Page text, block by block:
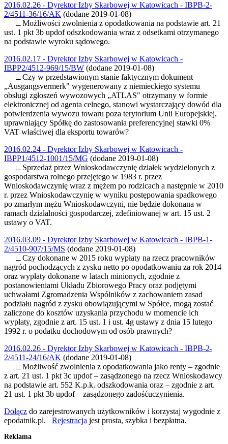
2016.02.26 - Dyrektor Izby Skarbowej w Katowicach - IBPB-2-
2/4511-36/16/AK (dodane 2019-01-08)
∟Możliwości zwolnienia z opodatkowania na podstawie art. 21
ust. 1 pkt 3b updof odszkodowania wraz z odsetkami otrzymanego
na podstawie wyroku sądowego.
2016.02.17 - Dyrektor Izby Skarbowej w Katowicach -
IBPP2/4512-969/15/BW (dodane 2019-01-08)
∟Czy w przedstawionym stanie faktycznym dokument
„Ausgangsvermerk" wygenerowany z niemieckiego systemu
obsługi zgłoszeń wywozowych „ATLAS" otrzymany w formie
elektronicznej od agenta celnego, stanowi wystarczający dowód dla
potwierdzenia wywozu towaru poza terytorium Unii Europejskiej,
uprawniający Spółkę do zastosowania preferencyjnej stawki 0%
VAT właściwej dla eksportu towarów?
2016.02.24 - Dyrektor Izby Skarbowej w Katowicach -
IBPP1/4512-1001/15/MG (dodane 2019-01-08)
∟Sprzedaż przez Wnioskodawczynię działek wydzielonych z
gospodarstwa rolnego przejętego w 1983 r. przez
Wnioskodawczynię wraz z mężem po rodzicach a następnie w 2010
r. przez Wnioskodawczynię w wyniku postępowania spadkowego
po zmarłym mężu Wnioskodawczyni, nie będzie dokonana w
ramach działalności gospodarczej, zdefiniowanej w art. 15 ust. 2
ustawy o VAT.
2016.03.09 - Dyrektor Izby Skarbowej w Katowicach - IBPB-1-
2/4510-907/15/MS (dodane 2019-01-08)
∟Czy dokonane w 2015 roku wypłaty na rzecz pracowników
nagród pochodzących z zysku netto po opodatkowaniu za rok 2014
oraz wypłaty dokonane w latach minionych, zgodnie z
postanowieniami Układu Zbiorowego Pracy oraz podjętymi
uchwałami Zgromadzenia Wspólników z zachowaniem zasad
podziału nagród z zysku obowiązującymi w Spółce, mogą zostać
zaliczone do kosztów uzyskania przychodu w momencie ich
wypłaty, zgodnie z art. 15 ust. 1 i ust. 4g ustawy z dnia 15 lutego
1992 r. o podatku dochodowym od osób prawnych?
2016.02.26 - Dyrektor Izby Skarbowej w Katowicach - IBPB-2-
2/4511-24/16/AK (dodane 2019-01-08)
∟Możliwość zwolnienia z opodatkowania jako renty – zgodnie
z art. 21 ust. 1 pkt 3c updof – zasądzonego na rzecz Wnioskodawcy
na podstawie art. 552 K.p.k. odszkodowania oraz – zgodnie z art.
21 ust. 1 pkt 3b updof – zasądzonego zadośćuczynienia.
Dołącz do zarejestrowanych użytkowników i korzystaj wygodnie z
epodatnik.pl. Rejestracja jest prosta, szybka i bezpłatna.
Reklama